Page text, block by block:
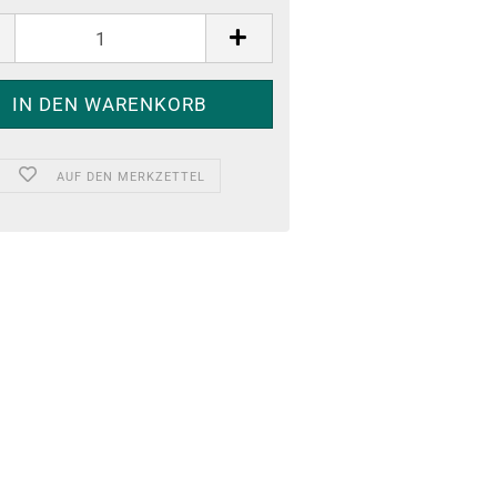
AUF DEN MERKZETTEL